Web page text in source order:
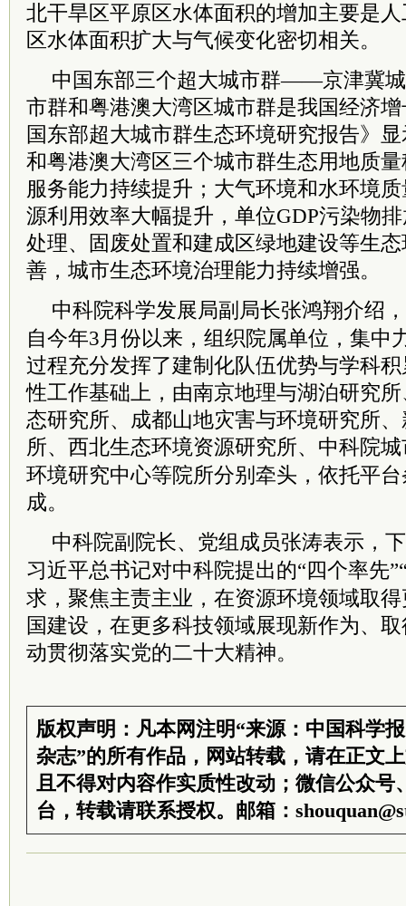
北干旱区平原区水体面积的增加主要是
区水体面积扩大与气候变化密切相关。
中国东部三个超大城市群——京津冀
市群和粤港澳大湾区城市群是我国经济
国东部超大城市群生态环境研究报告》
和粤港澳大湾区三个城市群生态用地质
服务能力持续提升；大气环境和水环境
源利用效率大幅提升，单位GDP污染物
处理、固废处置和建成区绿地建设等生
善，城市生态环境治理能力持续增强。
中科院科学发展局副局长张鸿翔介绍
自今年3月份以来，组织院属单位，集中
过程充分发挥了建制化队伍优势与学科
性工作基础上，由南京地理与湖泊研究
态研究所、成都山地灾害与环境研究所
所、西北生态环境资源研究所、 中科院城
环境研究中心等院所分别牵头，依托平
成。
中科院副院长、党组成员张涛表示，
习近平总书记对中科院提出的“四个率先
求，聚焦主责主业，在资源环境领域取
国建设，在更多科技领域展现新作为、
动贯彻落实党的二十大精神。
版权声明：凡本网注明“来源：中国科学
杂志”的所有作品，网站转载，请在正文
且不得对内容作实质性改动；微信公众号
台，转载请联系授权。邮箱：